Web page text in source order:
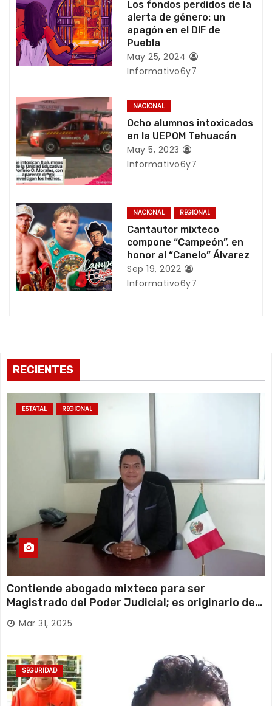
ó
n
e
e
n
t
r
a
d
a
Los fondos perdidos de la
alerta de género: un
apagón en el DIF de
Puebla
May 25, 2024
Informativo6y7
NACIONAL
Ocho alumnos intoxicados
en la UEPOM Tehuacán
May 5, 2023
Informativo6y7
NACIONAL REGIONAL
Cantautor mixteco
compone “Campeón”, en
honor al “Canelo” Álvarez
Sep 19, 2022
Informativo6y7
RECIENTES
ESTATAL REGIONAL
Contiende abogado mixteco para ser
Magistrado del Poder Judicial; es originario de
Huajuapan de León
Mar 31, 2025
SEGURIDAD